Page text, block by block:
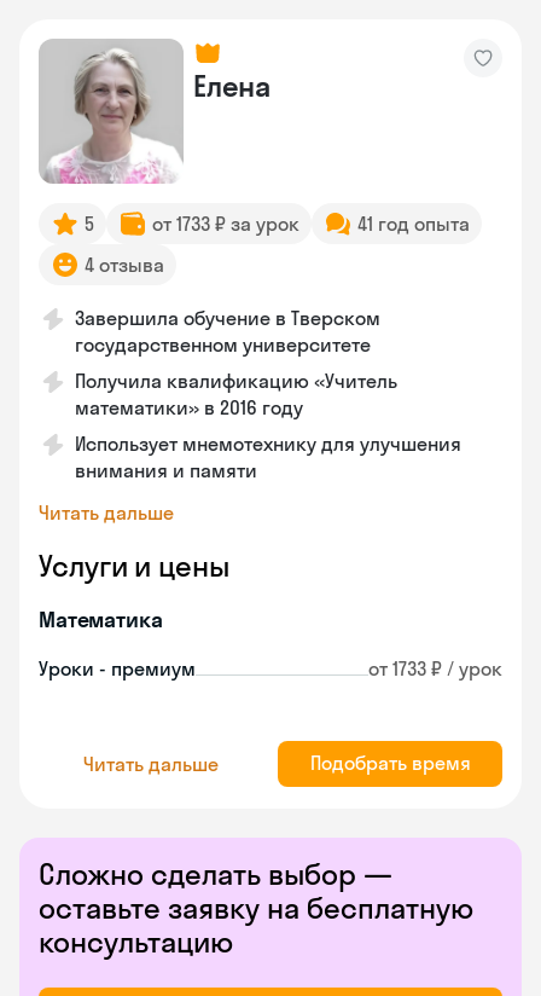
Елена
5 от 1733 ₽ за урок
41 год опыта
4 отзыва
Завершила обучение в Тверском
государственном университете
Получила квалификацию «Учитель
математики» в 2016 году
Использует мнемотехнику для улучшения
внимания и памяти
Читать дальше
Услуги и цены
Математика
Уроки - премиум от 1733 ₽ / урок
Читать дальше Подобрать время
Сложно сделать выбор —
оставьте заявку на бесплатную
консультацию